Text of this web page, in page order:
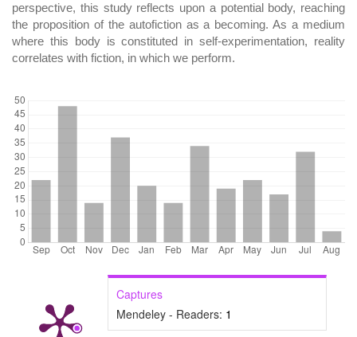
perspective, this study reflects upon a potential body, reaching
the proposition of the autofiction as a becoming. As a medium
where this body is constituted in self-experimentation, reality
correlates with fiction, in which we perform.
Captures
Mendeley - Readers: 1